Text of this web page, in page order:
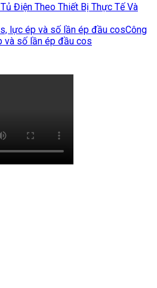
Điện Theo Thiết Bị Thực Tế Và
Công
và số lần ép đầu cos